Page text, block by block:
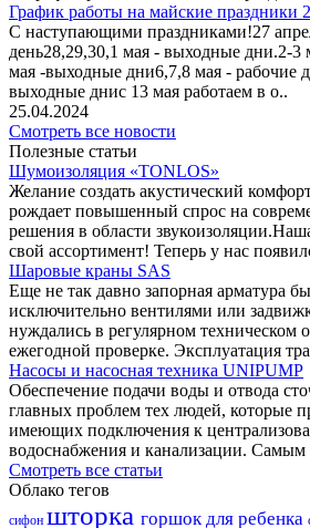
График работы на майские праздники
С наступающими праздниками!27
день28,29,30,1 мая - выходные дни.2-3
мая -выходные дни6,7,8 мая - рабочие
выходные днис 13 мая работаем в о..
25.04.2024
Смотреть все новости
Полезные статьи
Шумоизоляция «TONLOS»
Желание создать акустический
рождает повышенный спрос на
решения в области
свой ассортимент! Теперь у нас
Шаровые краны SAS
Еще не так давно запорная арматура
исключительно вентилями или
нуждались в регулярном техническом
ежегодной проверке. Эксплуатация
Насосы и насосная техника UNIPUMP
Обеспечение подачи воды и отвода
главных проблем тех людей, которые
имеющих подключения к
водоснабжения и канализации. Самым
Смотреть все статьи
Облако тегов
сифон шторка горшок для ребенка